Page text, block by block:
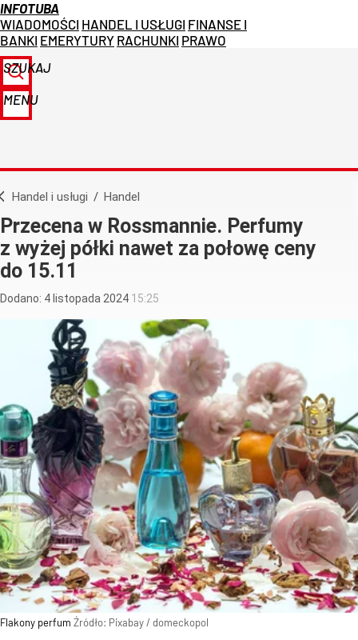
INFOTUBA
WIADOMOŚCI HANDEL I USŁUGI FINANSE I
BANKI EMERYTURY RACHUNKI PRAWO
SZUKAJ
MENU
Handel i usługi / Handel
Przecena w Rossmannie. Perfumy
z wyżej półki nawet za połowę ceny
do 15.11
Dodano: 4 listopada 2024 15:25
Flakony perfum Źródło: Pixabay/ domeckopol